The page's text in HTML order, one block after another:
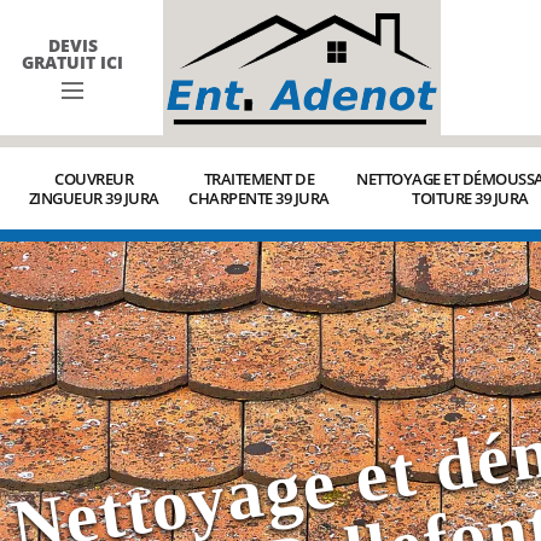
DEVIS
GRATUIT ICI
COUVREUR
ZINGUEUR 39 JURA
TRAITEMENT DE
CHARPENTE 39 JURA
NETTOYAGE ET
TOITURE 39 JURA